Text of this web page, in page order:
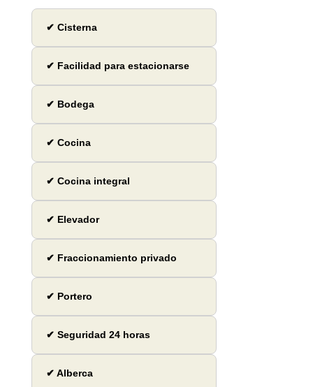
✔ Cisterna
✔ Facilidad para estacionarse
✔ Bodega
✔ Cocina
✔ Cocina integral
✔ Elevador
✔ Fraccionamiento privado
✔ Portero
✔ Seguridad 24 horas
✔ Alberca